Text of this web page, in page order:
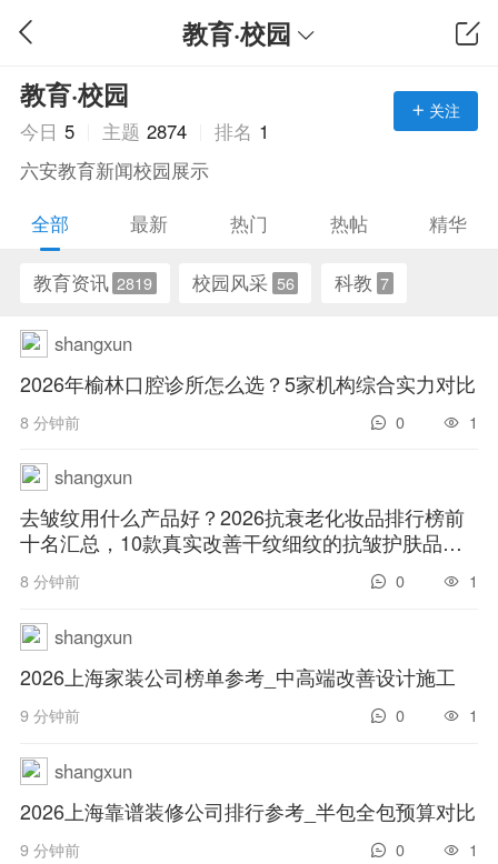
教育·校园
关注
教育·校园
今日 5 主题 2874 排名 1
六安教育新闻校园展示
全部
最新 热门 热帖 精华
教育资讯 2819 校园风采 56 科教 7
shangxun
2026年榆林口腔诊所怎么选？5家机构综合实力对比
8 分钟前 1
0
shangxun
去皱纹用什么产品好？2026抗衰老化妆品排行榜前
十名汇总，10款真实改善干纹细纹的抗皱护肤品分
享
8 分钟前 1
0
shangxun
2026上海家装公司榜单参考_中高端改善设计施工
9 分钟前 1
0
shangxun
2026上海靠谱装修公司排行参考_半包全包预算对比
9 分钟前 1
0